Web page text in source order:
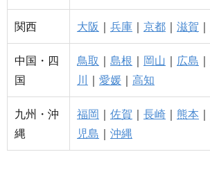
関西 大阪 ｜ 兵庫 ｜ 京都 ｜ 滋賀 ｜
中国・四
国
鳥取 ｜ 島根 ｜ 岡山 ｜ 広島 ｜
川 ｜ 愛媛 ｜ 高知
九州・沖
縄
福岡 ｜ 佐賀 ｜ 長崎 ｜ 熊本 ｜
児島 ｜ 沖縄